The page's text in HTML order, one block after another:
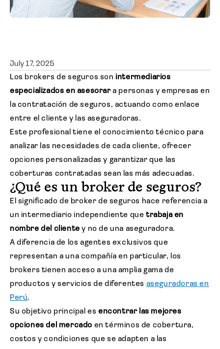
July 17, 2025
Los brokers de seguros son intermediarios
especializados en asesorara personas y empresas en
la contratación de seguros, actuando como enlace
entre el cliente y las aseguradoras.
Este profesional tiene el conocimiento técnico para
analizar las necesidades de cada cliente, ofrecer
opciones personalizadas y garantizar que las
coberturas contratadas sean las más adecuadas.
¿Qué es un broker de seguros?
El significado de broker de seguros hace referencia a
un intermediario independiente quetrabaja en
nombre del cliente y no de una aseguradora.
A diferencia de los agentes exclusivos que
representan a una compañía en particular, los
brokers tienen acceso a una amplia gama de
productos y servicios de diferentes aseguradoras en
Perú.
Su objetivo principal es encontrar las mejores
opciones del mercado en términos de cobertura,
costos y condiciones que se adapten a las